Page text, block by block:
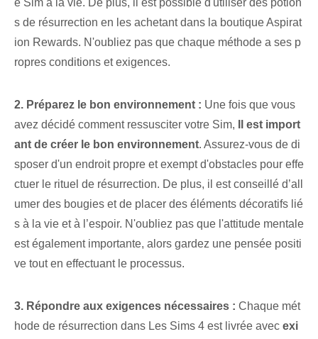
e Sim à la vie. De plus, il est possible d'utiliser des potion
s de résurrection en les achetant dans la boutique Aspirat
ion Rewards. N'oubliez pas que chaque méthode a ses p
ropres conditions et exigences.
2. Préparez le bon environnement : Une fois que vous
avez décidé comment ressusciter votre Sim,
Il est import
ant de créer le bon environnement. Assurez-vous de di
sposer d'un endroit propre et exempt d'obstacles pour effe
ctuer le rituel de résurrection. De plus, il est conseillé d’all
umer des bougies et de placer des éléments décoratifs lié
s à la vie et à l’espoir. N'oubliez pas que l'attitude mentale
est également importante, alors gardez une pensée positi
ve tout en effectuant le processus.
3. Répondre aux exigences nécessaires : Chaque mét
hode de résurrection dans Les Sims 4 est livrée avec exi